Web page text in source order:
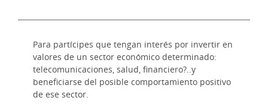
Para partícipes que tengan interés por invertir en
valores de un sector económico determinado:
telecomunicaciones, salud, financiero?..y
beneficiarse del posible comportamiento positivo
de ese sector.